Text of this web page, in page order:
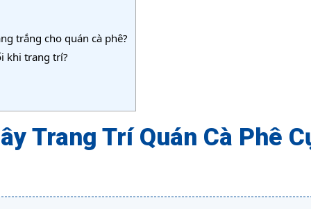
trắng cho quán cà phê?
khi trang trí?
Trang Trí Quán Cà Phê